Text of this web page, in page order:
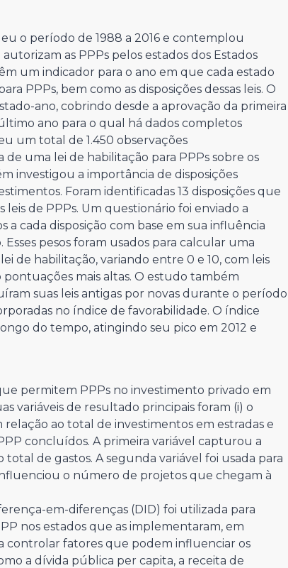
o período de 1988 a 2016 e contemplou
as PPPs pelos estados dos Estados
um indicador para o ano em que cada estado
PPPs, bem como as disposições dessas leis. O
ano, cobrindo desde a aprovação da primeira
ano para o qual há dados completos
um total de 1.450 observações
uma lei de habilitação para PPPs sobre os
investigou a importância de disposições
Foram identificadas 13 disposições que
de PPPs. Um questionário foi enviado a
a cada disposição com base em sua influência
pesos foram usados para calcular uma
de habilitação, variando entre 0 e 10, com leis
mais altas. O estudo também
suas leis antigas por novas durante o período
no índice de favorabilidade. O índice
do tempo, atingindo seu pico em 2012 e
permitem PPPs no investimento privado em
variáveis de resultado principais foram (i) o
ao total de investimentos em estradas e
concluídos. A primeira variável capturou a
de gastos. A segunda variável foi usada para
o número de projetos que chegam à
em-diferenças (DID) foi utilizada para
nos estados que as implementaram, em
controlar fatores que podem influenciar os
a dívida pública per capita, a receita de